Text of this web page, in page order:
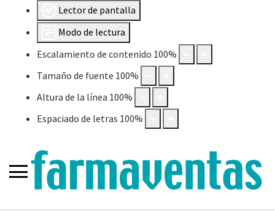
Lector de pantalla
Modo de lectura
Escalamiento de contenido 100%
Tamaño de fuente 100%
Altura de la línea 100%
Espaciado de letras 100%